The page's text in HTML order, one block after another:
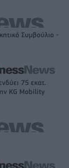
Συμβούλιο -
75 εκατ.
KG Mobility